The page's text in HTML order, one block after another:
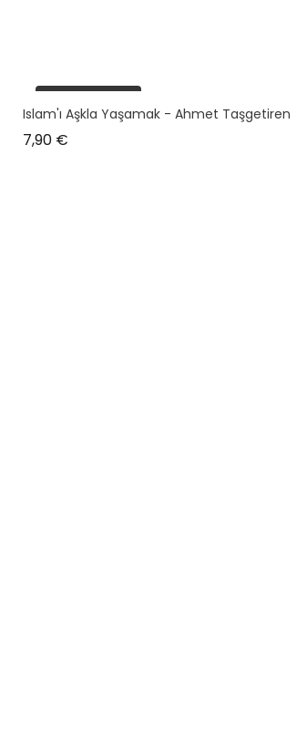
plus en stock
Islam'ı Aşkla Yaşamak - Ahmet Taşgetiren
7,90 €